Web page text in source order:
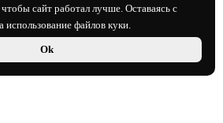
чтобы сайт работал лучше. Оставаясь с
использование файлов куки.
Ok